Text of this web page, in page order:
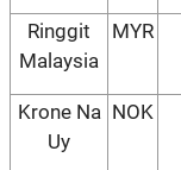
Ringgit
Malaysia
MYR
Krone Na
Uy
NOK